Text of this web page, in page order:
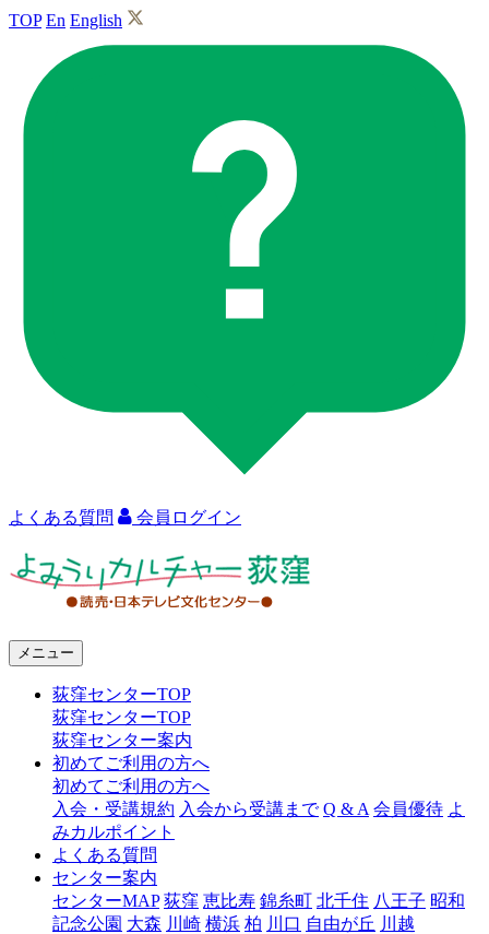
TOP En English
よくある質問 会員ログイン
ャ
窪
メニュー
荻窪センターTOP
荻窪センターTOP
荻窪センター案内
初めてご利用の方へ
初めてご利用の方へ
入会・受講規約 入会から受講まで Q & A 会員優待 よ
みカルポイント
よくある質問
センター案内
センターMAP 荻窪 恵比寿 錦糸町 北千住 八王子 昭和
記念公園 大森 川崎 横浜 柏 川口 自由が丘 川越